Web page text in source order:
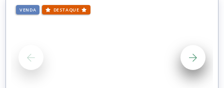
VENDA DESTAQUE